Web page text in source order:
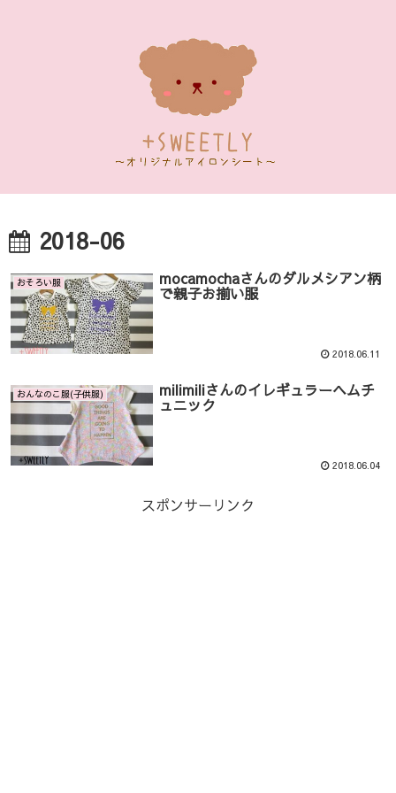
2018-06
おそろい服 mocamochaさんのダルメシアン柄
で親子お揃い服
2018.06.11
おんなのこ服(子供服) milimiliさんのイレギュラーヘムチ
ュニック
2018.06.04
スポンサーリンク